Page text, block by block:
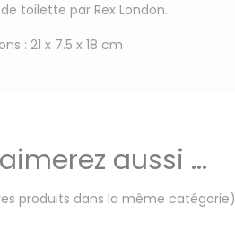
toilette par Rex London.
: 21 x 7.5 x 18 cm
aussi ...
produits dans la même catégorie)